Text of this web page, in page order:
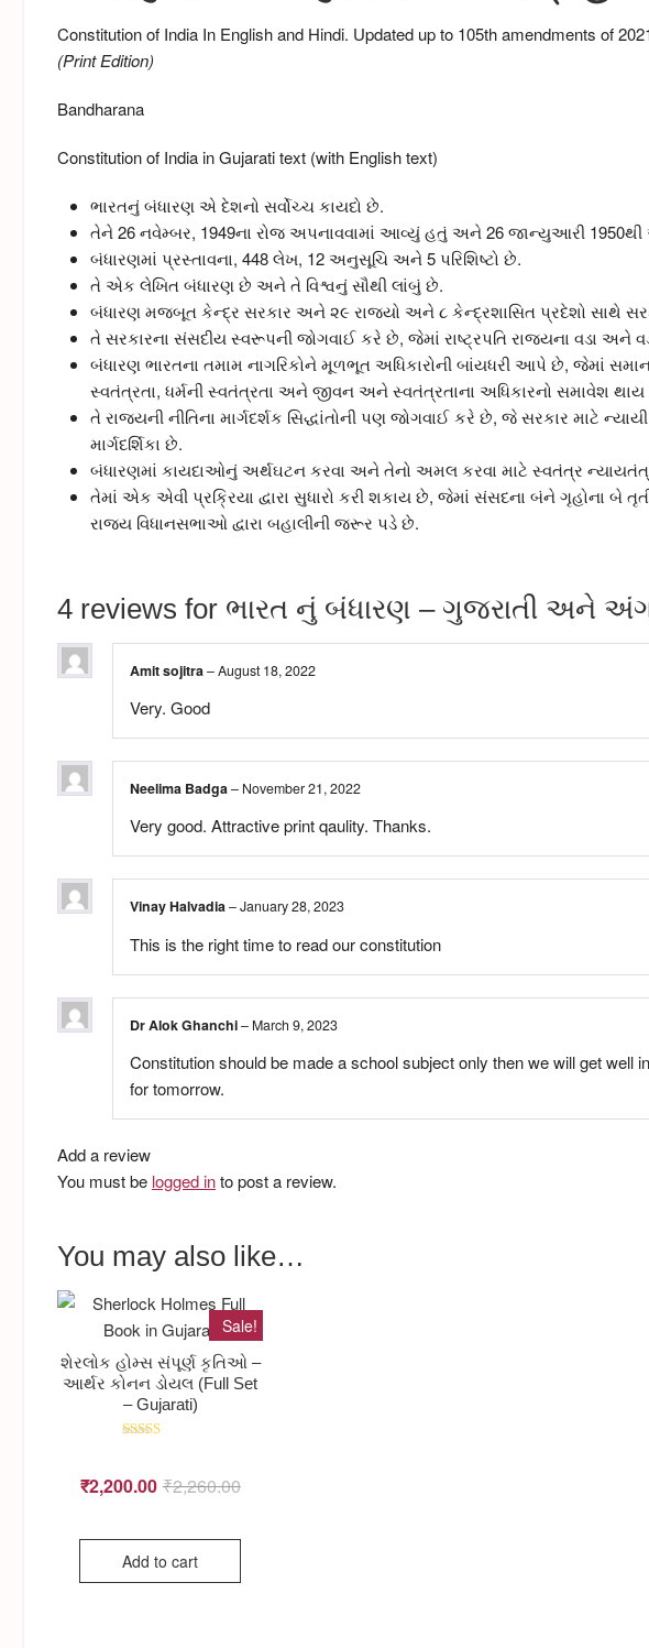
Constitution of India In English and Hindi. Updated up to 105th amendments of
(Print Edition)
Bandharana
Constitution of India in Gujarati text (with English text)
ભારતનું બંધારણ એ દેશનો સર્વોચ્ચ કાયદો છે.
તેને 26 નવેમ્બર, 1949ના રોજ અપનાવવામાં આવ્યું હતું અને 26 જાન્યુઆરી
બંધારણમાં પ્રસ્તાવના, 448 લેખ, 12 અનુસૂચિ અને 5 પરિશિષ્ટો છે.
તે એક લેખિત બંધારણ છે અને તે વિશ્વનું સૌથી લાંબું છે.
બંધારણ મજબૂત કેન્દ્ર સરકાર અને ૨૯ રાજ્યો અને ૮ કેન્દ્રશાસિત પ્રદેશો સાથે
તે સરકારના સંસદીય સ્વરૂપની જોગવાઈ કરે છે, જેમાં રાષ્ટ્રપતિ રાજ્યના વડા અને
બંધારણ ભારતના તમામ નાગરિકોને મૂળભૂત અધિકારોની બાંયધરી આપે છે, જેમાં
સ્વતંત્રતા, ધર્મની સ્વતંત્રતા અને જીવન અને સ્વતંત્રતાના અધિકારનો સમાવેશ
તે રાજ્યની નીતિના માર્ગદર્શક સિદ્ધાંતોની પણ જોગવાઈ કરે છે, જે સરકાર માટે
માર્ગદર્શિકા છે.
બંધારણમાં કાયદાઓનું અર્થઘટન કરવા અને તેનો અમલ કરવા માટે સ્વતંત્ર
તેમાં એક એવી પ્રક્રિયા દ્વારા સુધારો કરી શકાય છે, જેમાં સંસદના બંને ગૃહોના
રાજ્ય વિધાનસભાઓ દ્વારા બહાલીની જરૂર પડે છે.
4 reviews for ભારત નું બંધારણ – ગુજરાતી અને
Amit sojitra–August 18, 2022
Very. Good
Neelima Badga– November 21, 2022
Very good. Attractive print qaulity. Thanks.
Vinay Halvadia–January 28, 2023
This is the right time to read our constitution
Dr Alok Ghanchi– March 9, 2023
Constitution should be made a school subject only then we will get well
for tomorrow.
Add a review
You must be logged into post a review.
You may also like…
Sale!
શેરલોક હોમ્સ સંપૂર્ણ કૃતિઓ –
આર્થર કોનન ડોયલ (Full Set
– Gujarati)
out of 5
₹2,260.00Original
₹2,200.00 Current
Add to cart